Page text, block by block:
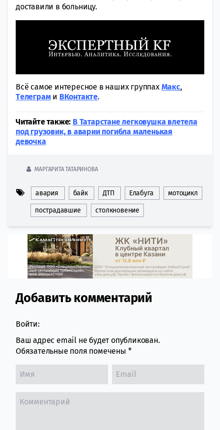
доставили в больницу.
Всё самое интересное в наших группах Макс,
Tелеграми ВКонтакте.
Читайте также: В Татарстане легковушка влетела
под грузовик, в аварии погибла маленькая
девочка
МАРГАРИТА ТАТАРИНОВА
авария байк ДТП Елабуга мотоцикл
пострадавшие столкновение
Comment section
Добавить комментарий
Войти:
Ваш адрес email не будет опубликован.
Обязательные поля помечены *